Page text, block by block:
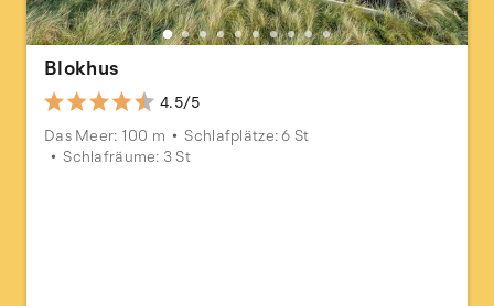
Blokhus
4.5/5
Das Meer: 100 m
Schlafplätze: 6 St
Schlafräume: 3 St